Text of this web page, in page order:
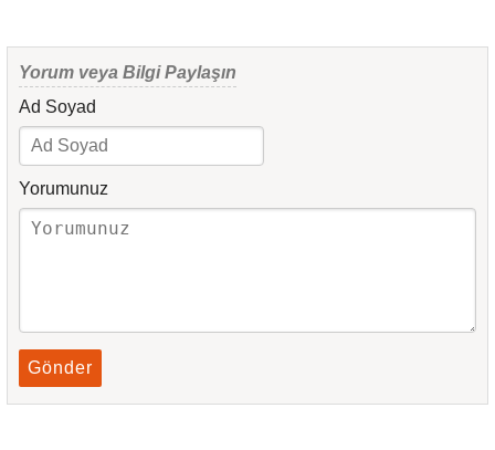
Yorum veya Bilgi Paylaşın
Ad Soyad
Yorumunuz
Gönder